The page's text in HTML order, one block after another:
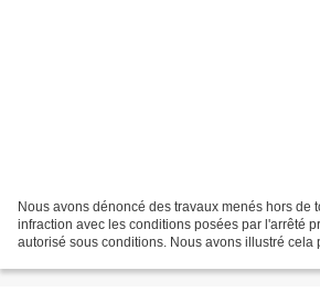
Nous avons dénoncé des travaux menés hors de
infraction avec les conditions posées par l'arrêté
autorisé sous conditions. Nous avons illustré cela